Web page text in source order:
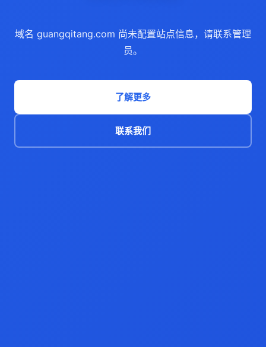
域名 guangqitang.com 尚未配置站点信息，请联系管理
员。
了解更多
联系我们